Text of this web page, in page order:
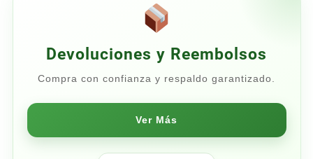
Devoluciones y Reembolsos
Compra con confianza y respaldo garantizado.
Ver Más